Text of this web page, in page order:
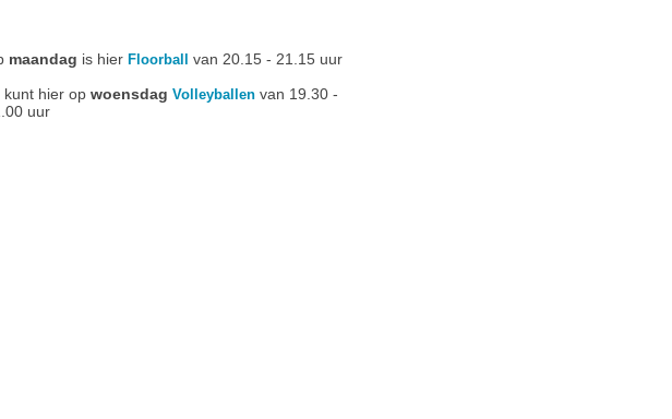
maandag is hier Floorball
van 20.15 - 21.15 uur
kunt hier op woensdag Volleyballen van 19.30 -
uur